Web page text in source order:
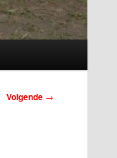
Volgende →